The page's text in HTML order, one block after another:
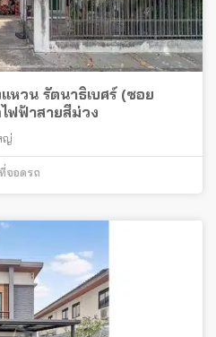
หวน รัตนาธิเบศร์ (ซอย
ฟฟ้าสายสีม่วง
ญ่
ที่จอดรถ